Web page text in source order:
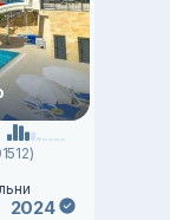
2024